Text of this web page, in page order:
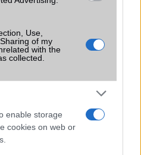
Use,
of my
with the
collected.
enable storage
cookies on web or
funkció, amely
használatot,
továbbra is hiányzik.